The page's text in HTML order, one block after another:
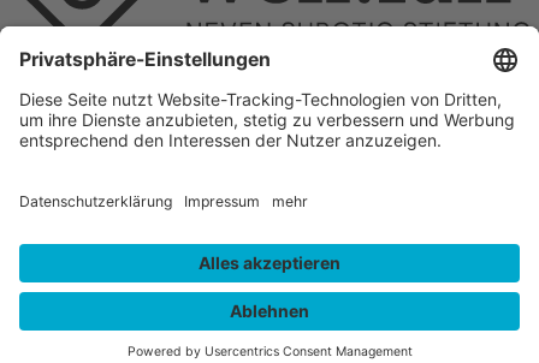
E-Mail
info@wellfair.ngo
All rights reserved well:fair foundation 2023.